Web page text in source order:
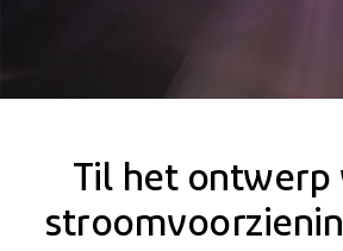
Til het ontwerp